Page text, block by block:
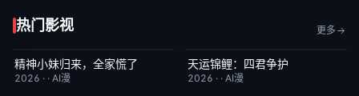
热门影视 更多
完结
精神小妹归来，全家慌了
2026 · · AI漫
完结
天运锦鲤：四君争护
2026 · · AI漫